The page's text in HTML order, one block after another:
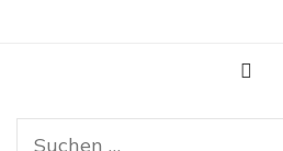
Suchen